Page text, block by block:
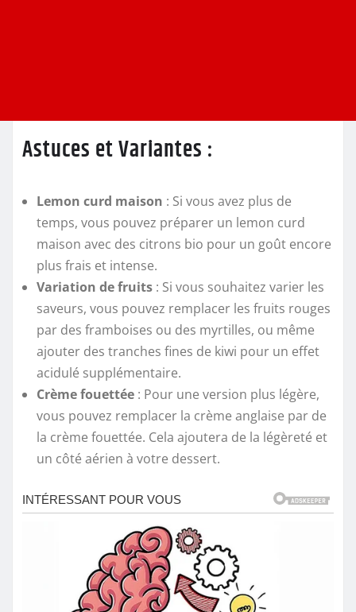
Astuces et Variantes :
Lemon curd maison : Si vous avez plus de
temps, vous pouvez préparer un lemon curd
maison avec des citrons bio pour un goût encore
plus frais et intense.
Variation de fruits : Si vous souhaitez varier les
saveurs, vous pouvez remplacer les fruits rouges
par des framboises ou des myrtilles, ou même
ajouter des tranches fines de kiwi pour un effet
acidulé supplémentaire.
Crème fouettée : Pour une version plus légère,
vous pouvez remplacer la crème anglaise par de
la crème fouettée. Cela ajoutera de la légèreté et
un côté aérien à votre dessert.